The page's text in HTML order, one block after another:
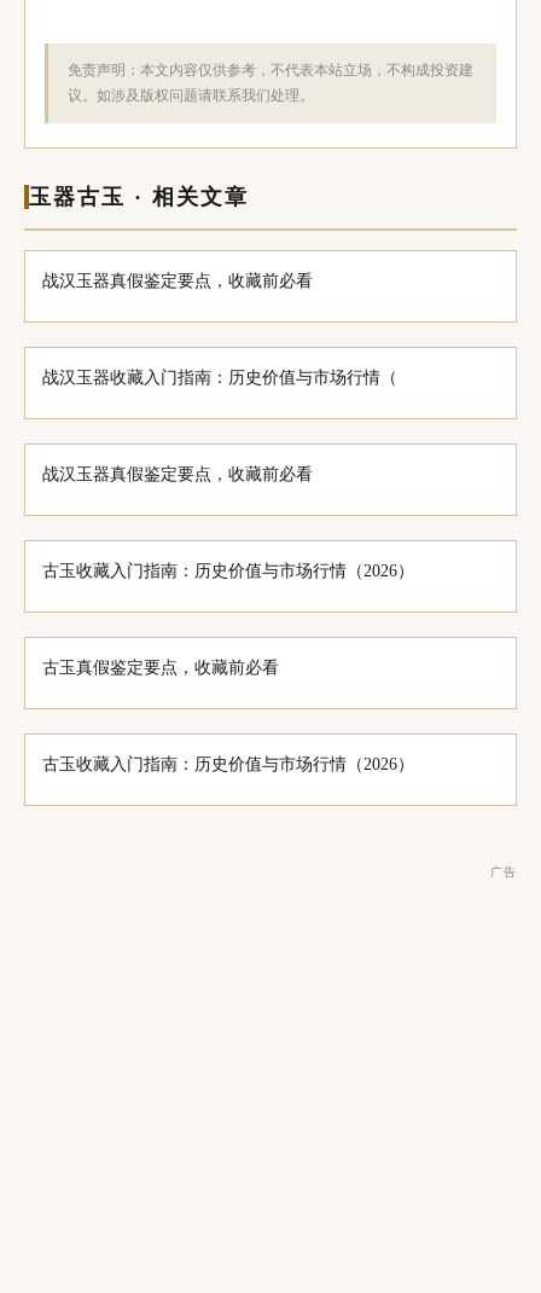
免责声明：本文内容仅供参考，不代表本站立场，不构成投资建
议。如涉及版权问题请联系我们处理。
玉器古玉 · 相关文章
战汉玉器真假鉴定要点，收藏前必看
战汉玉器收藏入门指南：历史价值与市场行情（
战汉玉器真假鉴定要点，收藏前必看
古玉收藏入门指南：历史价值与市场行情（2026）
古玉真假鉴定要点，收藏前必看
古玉收藏入门指南：历史价值与市场行情（2026）
广告